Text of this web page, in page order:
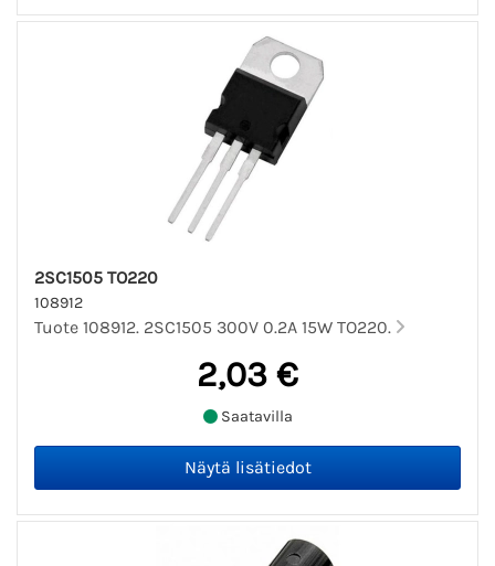
2SC1505 TO220
108912
Tuote 108912. 2SC1505 300V 0.2A 15W TO220.
2,03 €
Saatavilla